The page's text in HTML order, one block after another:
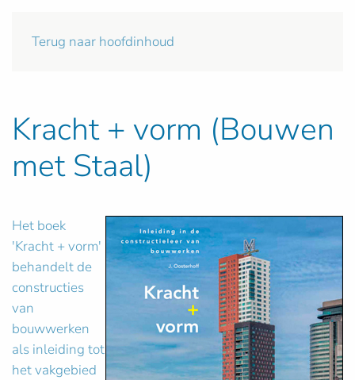
Terug naar hoofdinhoud
Kracht + vorm (Bouwen
met Staal)
Het boek
'Kracht + vorm'
behandelt de
constructies
van
bouwwerken
als inleiding tot
het vakgebied